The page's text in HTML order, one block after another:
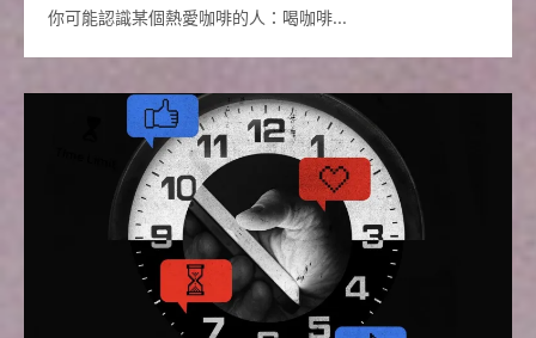
你可能認識某個熱愛咖啡的人：喝咖啡…